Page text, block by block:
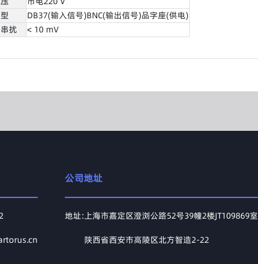
DB37(输入信号)BNC(输出信号)品字座(供电)
扰
< 10 mV
公司地址
地址:上海市嘉定区澄浏公路52号39幢2楼JT109869室
陕西省西安市高陵区北方智造2-22